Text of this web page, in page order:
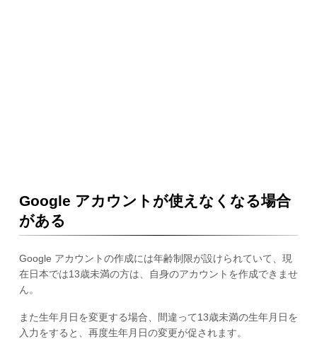
Google アカウントが使えなくなる場合
がある
Google アカウントの作成には年齢制限が設けられていて、現
在日本では13歳未満の方は、自身のアカウントを作成できませ
ん。
また生年月日を変更する場合、間違って13歳未満の生年月日を
入力をすると、再度生年月日の変更が促されます。